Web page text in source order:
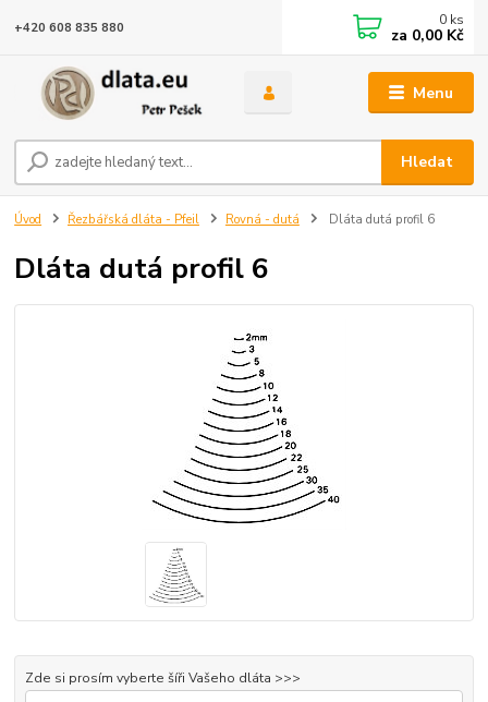
Menu
Hledat
+420 608 835 880 0 ks
za 0,00 Kč
Úvod Řezbářská dláta - Pfeil Rovná - dutá Dláta dutá profil 6
Dláta dutá profil 6
Zde si prosím vyberte šíři Vašeho dláta >>>